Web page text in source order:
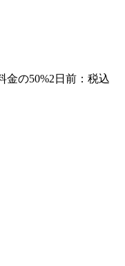
金の50%2日前 ：税込